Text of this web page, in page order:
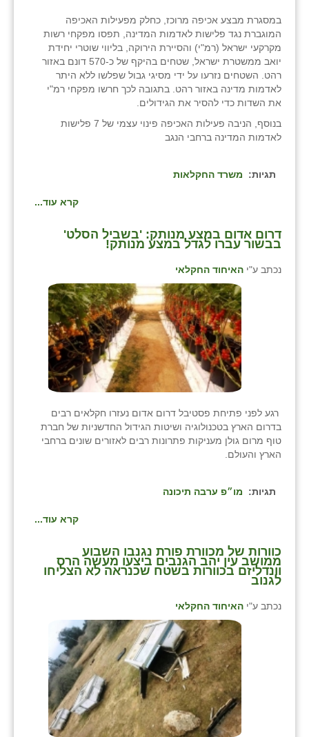
במסגרת מבצע אכיפה מרוכז, כחלק מפעילות האכיפה
המוגברת נגד פלישות לאדמות המדינה, תפסו מפקחי רשות
מקרקעי ישראל (רמ"י) והסיירת הירוקה, בליווי שוטרי יחידת
יואב ממשטרת ישראל, שטחים בהיקף של כ-570 דונם באזור
רהט. השטחים נזרעו על ידי מסיגי גבול שפלשו ללא היתר
לאדמות מדינה באזור רהט. בתגובה לכך חרשו מפקחי רמ"י
את השדות כדי להסיר את הגידולים.
בנוסף, הניבה פעילות האכיפה פינוי עצמי של 7 פלישות
לאדמות המדינה ברחבי הנגב
תגיות: משרד החקלאות
קרא עוד...
דרום אדום במצע מנותק: 'בשביל הסלט'
בבשור עברו לגדל במצע מנותק!
נכתב ע"י האיחוד החקלאי
רגע לפני פתיחת פסטיבל דרום אדום נעזרו חקלאים רבים
בדרום הארץ בטכנולוגיה ושיטות הגידול החדשניות של חברת
טוף מרום גולן מעניקות פתרונות רבים לאזורים שונים ברחבי
הארץ והעולם.
תגיות: מו״פ ערבה תיכונה
קרא עוד...
כוורות של מכוורת פורת נגנבו השבוע
ממושב עין יהב הגנבים ביצעו מעשה הרס
וונדליזם בכוורות בשטח שכנראה לא הצליחו
לגנוב
נכתב ע"י האיחוד החקלאי